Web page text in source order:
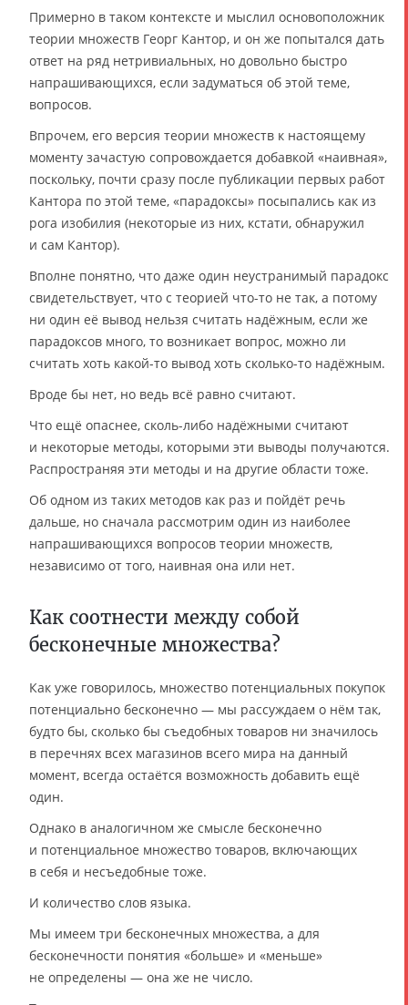
Примерно в таком контексте и мыслил основоположник
теории множеств Георг Кантор, и он же попытался дать
ответ на ряд нетривиальных, но довольно быстро
напрашивающихся, если задуматься об этой теме,
вопросов.
Впрочем, его версия теории множеств к настоящему
моменту зачастую сопровождается добавкой «наивная»,
поскольку, почти сразу после публикации первых работ
Кантора по этой теме, «парадоксы» посыпались как из
рога изобилия (некоторые из них, кстати, обнаружил
и сам Кантор).
Вполне понятно, что даже один неустранимый парадокс
свидетельствует, что с теорией что-то не так, а потому
ни один её вывод нельзя считать надёжным, если же
парадоксов много, то возникает вопрос, можно ли
считать хоть какой-то вывод хоть сколько-то надёжным.
Вроде бы нет, но ведь всё равно считают.
Что ещё опаснее, сколь-либо надёжными считают
и некоторые методы, которыми эти выводы получаются.
Распространяя эти методы и на другие области тоже.
Об одном из таких методов как раз и пойдёт речь
дальше, но сначала рассмотрим один из наиболее
напрашивающихся вопросов теории множеств,
независимо от того, наивная она или нет.
Как соотнести между собой
бесконечные множества?
Как уже говорилось, множество потенциальных покупок
потенциально бесконечно — мы рассуждаем о нём так,
будто бы, сколько бы съедобных товаров ни значилось
в перечнях всех магазинов всего мира на данный
момент, всегда остаётся возможность добавить ещё
один.
Однако в аналогичном же смысле бесконечно
и потенциальное множество товаров, включающих
в себя и несъедобные тоже.
И количество слов языка.
Мы имеем три бесконечных множества, а для
бесконечности понятия «больше» и «меньше»
не определены — она же не число.